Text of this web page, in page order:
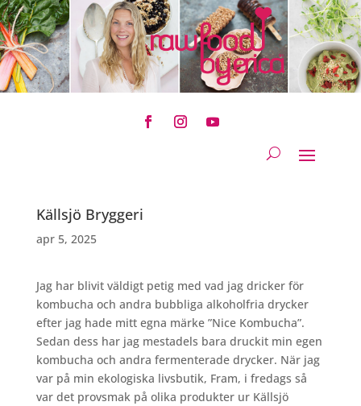
Källsjö Bryggeri
apr 5, 2025
Jag har blivit väldigt petig med vad jag dricker för
kombucha och andra bubbliga alkoholfria drycker
efter jag hade mitt egna märke ”Nice Kombucha”.
Sedan dess har jag mestadels bara druckit min egen
kombucha och andra fermenterade drycker. När jag
var på min ekologiska livsbutik, Fram, i fredags så
var det provsmak på olika produkter ur Källsjö